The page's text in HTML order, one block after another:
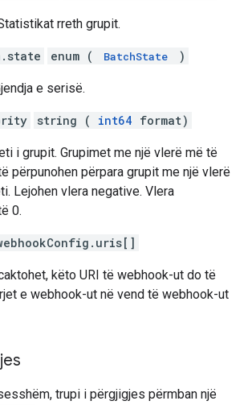
rreth grupit.
enum ( BatchState )
e serisë.
string ( int64 format)
i grupit. Grupimet me një vlerë më të
përpunohen përpara grupit me një vlerë
Lejohen vlera negative. Vlera
0.
këto URI të webhook-ut do të
e webhook-ut në vend të webhook-ut
trupi i përgjigjes përmban një